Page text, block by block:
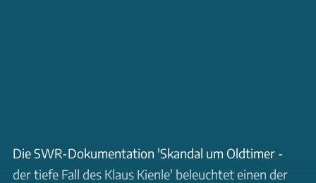
Die SWR-Dokumentation 'Skandal um Oldtimer -
der tiefe Fall des Klaus Kienle' beleuchtet einen der